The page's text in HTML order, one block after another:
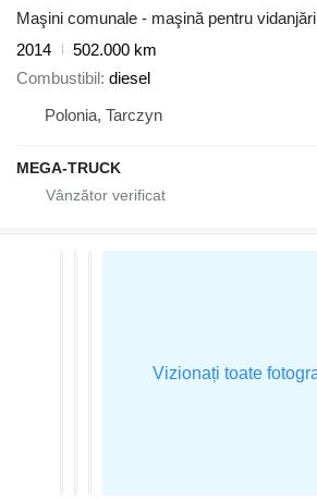
Maşini comunale - maşină pentru vidanjări
2014
502.000 km
Combustibil diesel
Polonia, Tarczyn
MEGA-TRUCK